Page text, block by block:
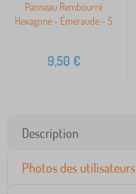
Panneau Rembourré
Hexagone - Émeraude - S
9,50 €
Description
Photos des utilisateurs